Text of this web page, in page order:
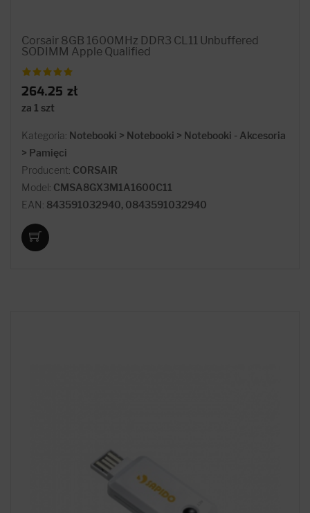
Corsair 8GB 1600MHz DDR3 CL11 Unbuffered
SODIMM Apple Qualified
264.25 zł
za 1 szt
Kategoria: Notebooki > Notebooki > Notebooki - Akcesoria
> Pamięci
Producent: CORSAIR
Model: CMSA8GX3M1A1600C11
EAN: 843591032940, 0843591032940